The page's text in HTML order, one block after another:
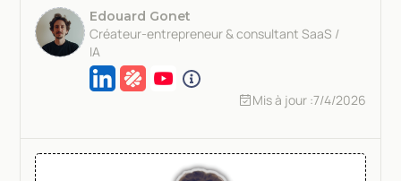
Edouard Gonet
Créateur-entrepreneur & consultant SaaS /
IA
Mis à jour :7/4/2026